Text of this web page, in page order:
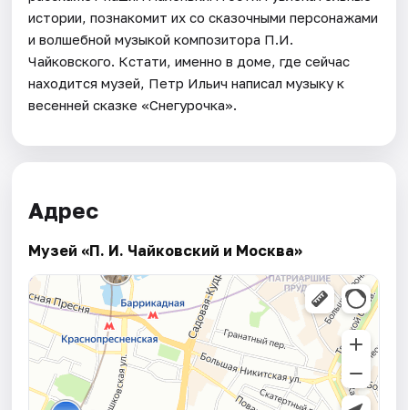
истории, познакомит их со сказочными персонажами
и волшебной музыкой композитора П.И.
Чайковского. Кстати, именно в доме, где сейчас
находится музей, Петр Ильич написал музыку к
весенней сказке «Снегурочка».
Адрес
Музей «П. И. Чайковский и Москва»